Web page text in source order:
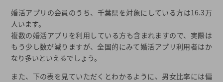
婚活アプリの会員のうち、千葉県を対象にしている方は16.3万
人います。
複数の婚活アプリを利用している方も含まれますので、実際は
もう少し数が減りますが、全国的にみて婚活アプリ利用者はか
なり多いといえるでしょう。
また、下の表を見ていただくとわかるように、男女比率には偏